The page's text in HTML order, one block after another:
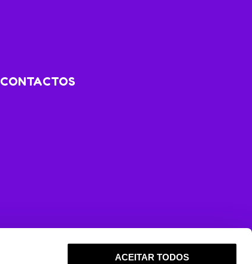
ACEITAR TODOS
CONTACTOS